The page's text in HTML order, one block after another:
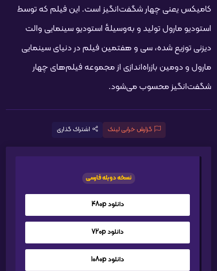
کامیکس یعنی چهار شگفت‌انگیز است. این فیلم که توسط
استودیو مارول تولید و به‌وسیلهٔ استودیو سینمایی والت
دیزنی توزیع شده، سی و هفتمین فیلم در دنیای سینمایی
مارول و دومین بازراه‌اندازی از مجموعه فیلم‌های چهار
شگفت‌انگیز محسوب می‌شود.
گزارش خرابی لینک اشتراک گذاری
نسخه دوبله فارسی
دانلود 480p
دانلود 720p
دانلود 1080p